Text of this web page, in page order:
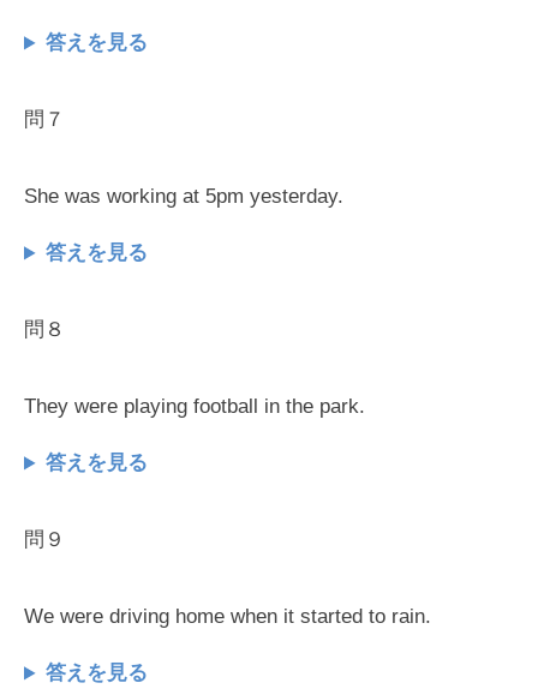
答えを見る
問７
She was working at 5pm yesterday.
答えを見る
問８
They were playing football in the park.
答えを見る
問９
We were driving home when it started to rain.
答えを見る